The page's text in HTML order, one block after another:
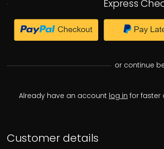
Express
or continue
Already have an account log in for faster
Customer details